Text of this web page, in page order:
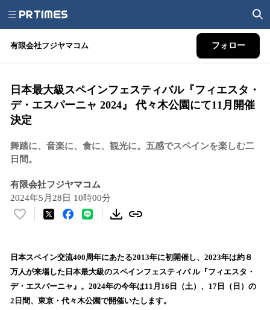
有限会社フジヤマコム フォロー
日本最大級スペインフェスティバル『フィエスタ・
デ・エスパーニャ 2024』 代々木公園にて11月開催
決定
舞踏に、音楽に、食に、観光に。五感でスペインを楽しむ二
日間。
有限会社フジヤマコム
2024年5月28日 10時00分
い
！
数
を
読
日本スペイン交流400周年にあたる2013年に初開催し、2023年は約８
万人が来場した日本最大級のスペインフェスティバ ル『フィエスタ・
デ・エスパーニャ』。2024年の今年は11月16日（土）、17日（日）の
2日間、東京・代々木公園で開催いたします。